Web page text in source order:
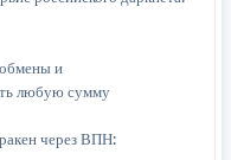
и
любую сумму
через ВПН: